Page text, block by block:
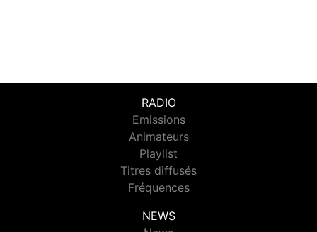
RADIO
Emissions
Animateurs
Playlist
Titres diffusés
Fréquences
NEWS